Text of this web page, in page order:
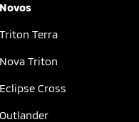
Novos
Triton Terra
Nova Triton
Eclipse Cross
Outlander